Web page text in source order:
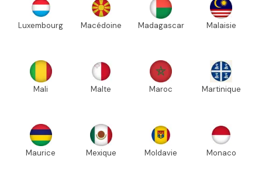
Luxembourg Macédoine Madagascar Malaisie
Mali Malte Maroc Martinique
Maurice Mexique Moldavie Monaco